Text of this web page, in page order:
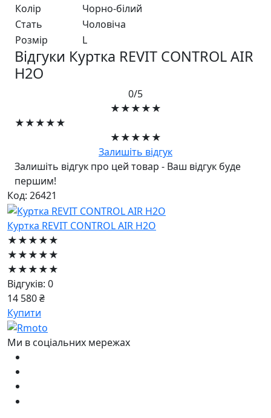
Колір
Чорно-бiлий
Стать
Чоловiча
Розмір
L
Відгуки Куртка REVIT CONTROL AIR
H2O
0/5
★★★★★
★★★★★
★★★★★
Залишіть відгук
Залишіть відгук про цей товар - Ваш відгук буде
першим!
Код: 26421
Куртка REVIT CONTROL AIR H2O
★★★★★
★★★★★
★★★★★
Відгуків: 0
14 580 ₴
Купити
Ми в соціальних мережах